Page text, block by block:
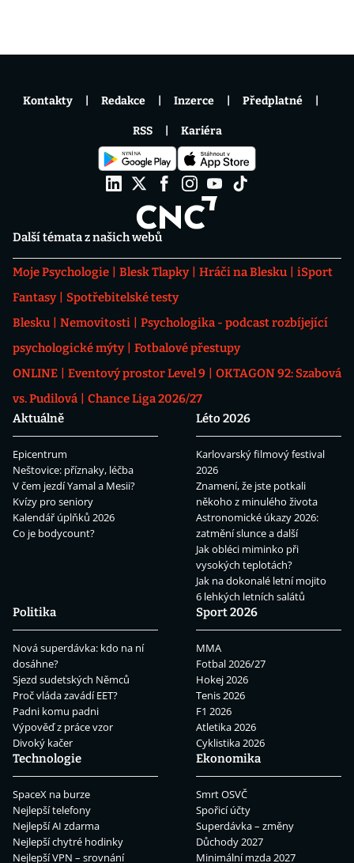
Další témata z našich webů
Moje Psychologie Blesk Tlapky Hráči na Blesku
iSport
Fantasy
Spotřebitelské testy
Blesku
Nemovitosti
Psychologika - podcast rozbíjející
psychologické mýty
Fotbalové přestupy
ONLINE
Eventový prostor Level 9
OKTAGON 92: Szabová
vs. Pudilová
Chance Liga 2026/27
Aktuálně
Epicentrum
Neštovice: příznaky, léčba
V čem jezdí Yamal a Mesii?
Kvízy pro seniory
Kalendář úplňků 2026
Co je bodycount?
Léto 2026
Karlovarský filmový festival
2026
Znamení, že jste potkali
někoho z minulého života
Astronomické úkazy 2026:
zatmění slunce a další
Jak obléci miminko při
vysokých teplotách?
Jak na dokonalé letní mojito
6 lehkých letních salátů
Politika
Nová superdávka: kdo na ní
dosáhne?
Sjezd sudetských Němců
Proč vláda zavádí EET?
Padni komu padni
Výpověď z práce vzor
Divoký kačer
Sport 2026
MMA
Fotbal 2026/27
Hokej 2026
Tenis 2026
F1 2026
Atletika 2026
Cyklistika 2026
Technologie
SpaceX na burze
Nejlepší telefony
Nejlepší AI zdarma
Nejlepší chytré hodinky
Nejlepší VPN – srovnání
Ekonomika
Smrt OSVČ
Spořicí účty
Superdávka – změny
Důchody 2027
Minimální mzda 2027
Kontakty Redakce Inzerce Předplatné
RSS Kariéra